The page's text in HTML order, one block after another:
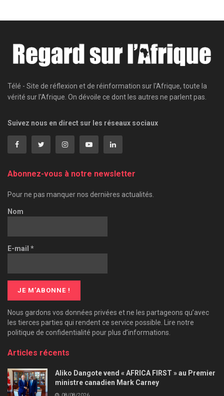
Télé - Site de réflexion et de réinformation sur l'Afrique, toute la
vérité sur l'Afrique. On dévoile ce dont les autres ne parlent pas.
Suivez nous en direct sur les réseaux sociaux
Abonnez-vous à notre newsletter
Pour ne pas manquer nos dernières actualités.
Nom
E-mail *
Nous gardons vos données privées et ne les partageons qu’avec
les tierces parties qui rendent ce service possible. Lire notre
politique de confidentialité pour plus d’informations.
Articles récents
Aliko Dangote vend « AFRICA FIRST » au Premier
ministre canadien Mark Carney